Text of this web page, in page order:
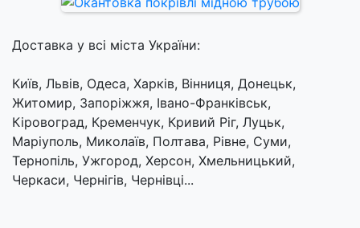
Доставка у всі міста України:
Київ, Львів, Одеса, Харків, Вінниця, Донецьк,
Житомир, Запоріжжя, Івано-Франківськ,
Кіровоград, Кременчук, Кривий Ріг, Луцьк,
Маріуполь, Миколаїв, Полтава, Рівне, Суми,
Тернопіль, Ужгород, Херсон, Хмельницький,
Черкаси, Чернігів, Чернівці...